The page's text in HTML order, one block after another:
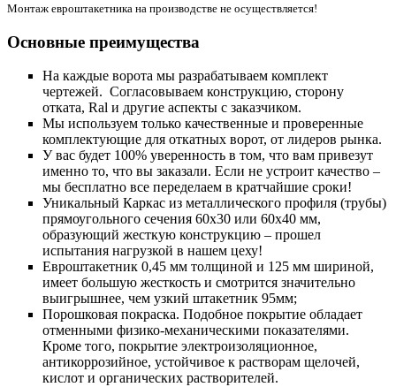
Монтаж евроштакетника на производстве не осуществляется!
Основные преимущества
На каждые ворота мы разрабатываем комплект
чертежей. Согласовываем конструкцию, сторону
отката, Ral и другие аспекты с заказчиком.
Мы используем только качественные и проверенные
комплектующие для откатных ворот, от лидеров рынка.
У вас будет 100% уверенность в том, что вам привезут
именно то, что вы заказали. Если не устроит качество –
мы бесплатно все переделаем в кратчайшие сроки!
Уникальный Каркас из металлического профиля (трубы)
прямоугольного сечения 60х30 или 60х40 мм,
образующий жесткую конструкцию – прошел
испытания нагрузкой в нашем цеху!
Евроштакетник 0,45 мм толщиной и 125 мм шириной,
имеет большую жесткость и смотрится значительно
выигрышнее, чем узкий штакетник 95мм;
Порошковая покраска. Подобное покрытие обладает
отменными физико-механическими показателями.
Кроме того, покрытие электроизоляционное,
антикоррозийное, устойчивое к растворам щелочей,
кислот и органических растворителей.